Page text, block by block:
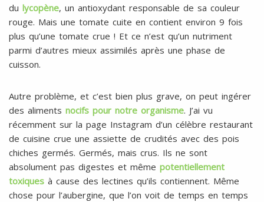
du lycopène, un antioxydant responsable de sa couleur
rouge. Mais une tomate cuite en contient environ 9 fois
plus qu’une tomate crue ! Et ce n’est qu’un nutriment
parmi d’autres mieux assimilés après une phase de
cuisson.
Autre problème, et c’est bien plus grave, on peut ingérer
des aliments nocifs pour notre organisme. J’ai vu
récemment sur la page Instagram d’un célèbre restaurant
de cuisine crue une assiette de crudités avec des pois
chiches germés. Germés, mais crus. Ils ne sont
absolument pas digestes et même potentiellement
toxiques à cause des lectines qu’ils contiennent. Même
chose pour l’aubergine, que l’on voit de temps en temps